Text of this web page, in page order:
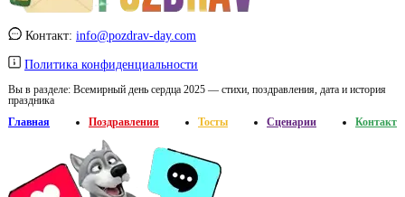
Контакт: info@pozdrav-day.com
Политика конфиденциальности
Вы в разделе: Всемирный день сердца 2025 — стихи, поздравления, дата и история
праздника
Главная
Поздравления Тосты Сценарии Контакт